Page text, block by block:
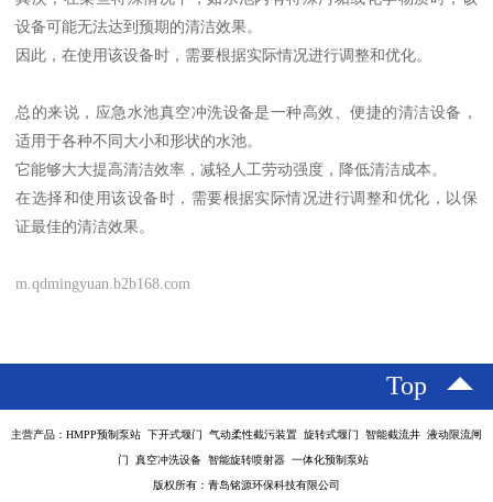
设备可能无法达到预期的清洁效果。
因此，在使用该设备时，需要根据实际情况进行调整和优化。
总的来说，应急水池真空冲洗设备是一种高效、便捷的清洁设备，
适用于各种不同大小和形状的水池。
它能够大大提高清洁效率，减轻人工劳动强度，降低清洁成本。
在选择和使用该设备时，需要根据实际情况进行调整和优化，以保
证最佳的清洁效果。
m.qdmingyuan.b2b168.com
Top
主营产品：HMPP预制泵站 下开式堰门 气动柔性截污装置 旋转式堰门 智能截流井 液动限流闸
门 真空冲洗设备 智能旋转喷射器 一体化预制泵站
版权所有：青岛铭源环保科技有限公司